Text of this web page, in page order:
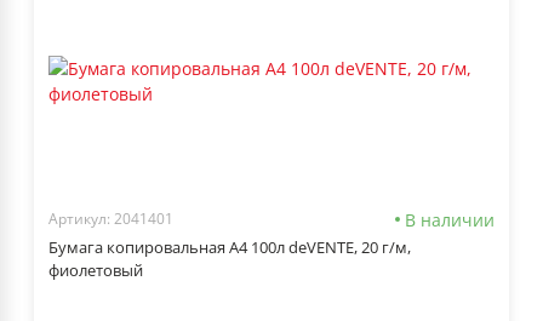
Артикул: 2041401 В наличии
Бумага копировальная А4 100л deVENTE, 20 г/м,
фиолетовый